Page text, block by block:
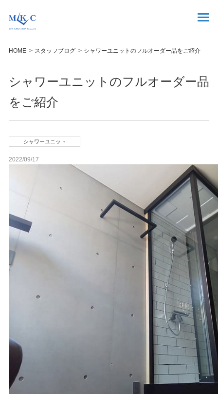
HOME スタッフブログ シャワーユニットのフルオーダー品をご紹介
シャワーユニットのフルオーダー品
をご紹介
シャワーユニット
2022/09/17